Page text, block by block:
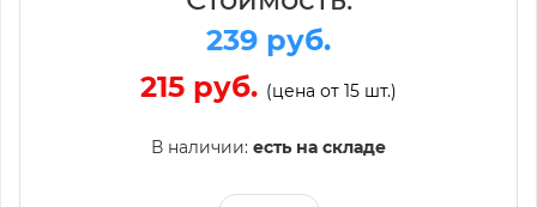
239 руб.
215 руб. (цена от 15 шт.)
В наличии: есть на складе